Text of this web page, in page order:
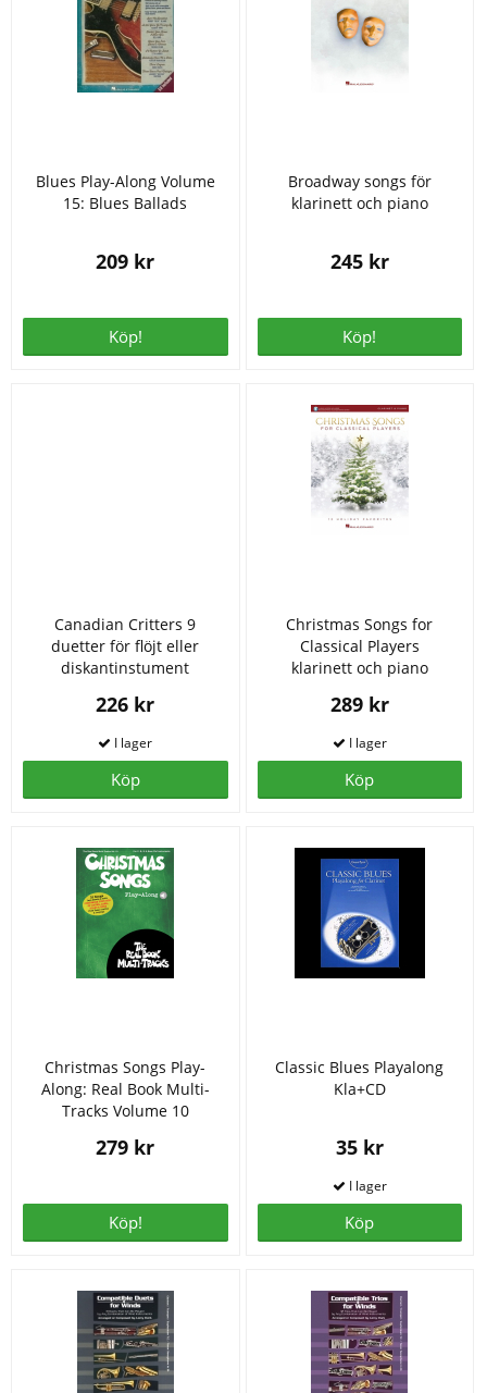
Blues Play-Along Volume
15: Blues Ballads
209 kr
Köp!
Broadway songs för
klarinett och piano
245 kr
Köp!
Canadian Critters 9
duetter för flöjt eller
diskantinstument
226 kr
Köp
Christmas Songs for
Classical Players
klarinett och piano
289 kr
Köp
Christmas Songs Play-
Along: Real Book Multi-
Tracks Volume 10
279 kr
Köp!
Classic Blues Playalong
Kla+CD
35 kr
Köp